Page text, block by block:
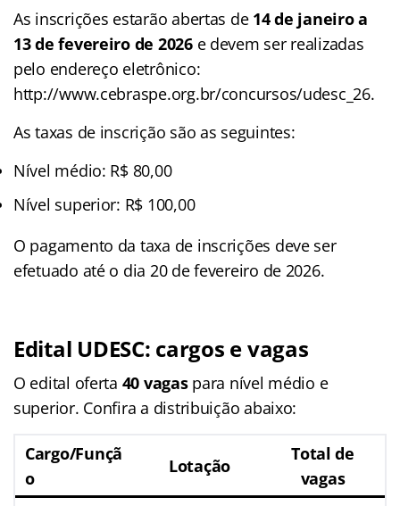
As inscrições estarão abertas de 14 de janeiro a
13 de fevereiro de 2026e devem ser realizadas
pelo endereço eletrônico:
http://www.cebraspe.org.br/concursos/udesc_26.
As taxas de inscrição são as seguintes:
Nível médio: R$ 80,00
Nível superior: R$ 100,00
O pagamento da taxa de inscrições deve ser
efetuado até o dia 20 de fevereiro de 2026.
Edital UDESC: cargos e vagas
O edital oferta 40 vagaspara nível médio e
superior. Confira a distribuição abaixo:
Cargo/Funçã
o
Lotação
Total de
vagas